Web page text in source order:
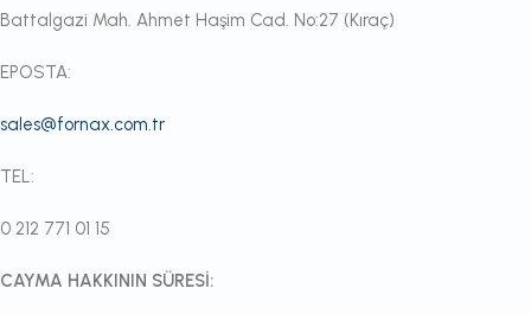
Battalgazi Mah. Ahmet Haşim Cad. No:27 (Kıraç)
EPOSTA:
sales@fornax.com.tr
TEL:
0 212 771 01 15
CAYMA HAKKININ SÜRESİ: